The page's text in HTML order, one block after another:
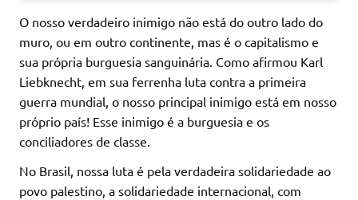
O nosso verdadeiro inimigo não está do outro lado do
muro, ou em outro continente, mas é o capitalismo e
sua própria burguesia sanguinária. Como afirmou Karl
Liebknecht, em sua ferrenha luta contra a primeira
guerra mundial, o nosso principal inimigo está em nosso
próprio país! Esse inimigo é a burguesia e os
conciliadores de classe.
No Brasil, nossa luta é pela verdadeira solidariedade ao
povo palestino, a solidariedade internacional, com